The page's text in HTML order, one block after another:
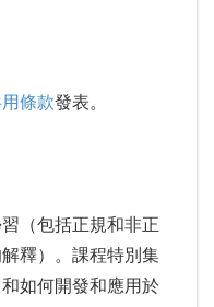
條款發表。
（包括正規和非正
釋）。課程特別集
如何開發和應用於